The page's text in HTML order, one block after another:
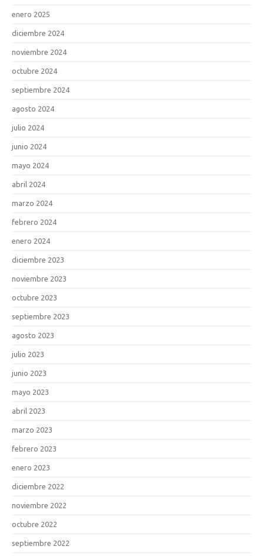
enero 2025
diciembre 2024
noviembre 2024
octubre 2024
septiembre 2024
agosto 2024
julio 2024
junio 2024
mayo 2024
abril 2024
marzo 2024
febrero 2024
enero 2024
diciembre 2023
noviembre 2023
octubre 2023
septiembre 2023
agosto 2023
julio 2023
junio 2023
mayo 2023
abril 2023
marzo 2023
febrero 2023
enero 2023
diciembre 2022
noviembre 2022
octubre 2022
septiembre 2022